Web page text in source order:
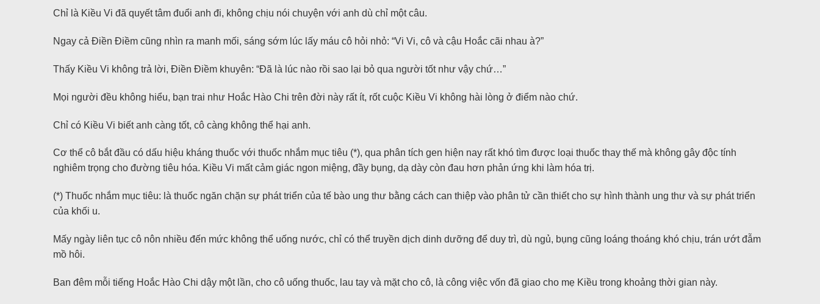
Chỉ là Kiều Vi đã quyết tâm đuổi anh đi, không chịu nói chuyện với anh dù chỉ một câu.
Ngay cả Điền Điềm cũng nhìn ra manh mối, sáng sớm lúc lấy máu cô hỏi nhỏ: “Vi Vi, cô và cậu Hoắc cãi nhau à?”
Thấy Kiều Vi không trả lời, Điền Điềm khuyên: “Đã là lúc nào rồi sao lại bỏ qua người tốt như vậy chứ…”
Mọi người đều không hiểu, bạn trai như Hoắc Hào Chi trên đời này rất ít, rốt cuộc Kiều Vi không hài lòng ở điểm nào chứ.
Chỉ có Kiều Vi biết anh càng tốt, cô càng không thể hại anh.
Cơ thể cô bắt đầu có dấu hiệu kháng thuốc với thuốc nhắm mục tiêu (*), qua phân tích gen hiện nay rất khó tìm được loại thuốc thay thế mà không gây độc tính
nghiêm trọng cho đường tiêu hóa. Kiều Vi mất cảm giác ngon miệng, đầy bụng, dạ dày còn đau hơn phản ứng khi làm hóa trị.
(*) Thuốc nhắm mục tiêu: là thuốc ngăn chặn sự phát triển của tế bào ung thư bằng cách can thiệp vào phân tử cần thiết cho sự hình thành ung thư và sự phát triển
của khối u.
Mấy ngày liên tục cô nôn nhiều đến mức không thể uống nước, chỉ có thể truyền dịch dinh dưỡng để duy trì, dù ngủ, bụng cũng loáng thoáng khó chịu, trán ướt đẫm
mồ hôi.
Ban đêm mỗi tiếng Hoắc Hào Chi dậy một lần, cho cô uống thuốc, lau tay và mặt cho cô, là công việc vốn đã giao cho mẹ Kiều trong khoảng thời gian này.